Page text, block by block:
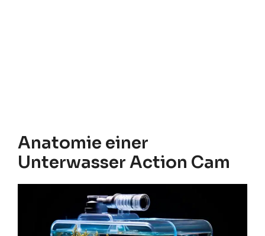
Anatomie einer
Unterwasser Action Cam